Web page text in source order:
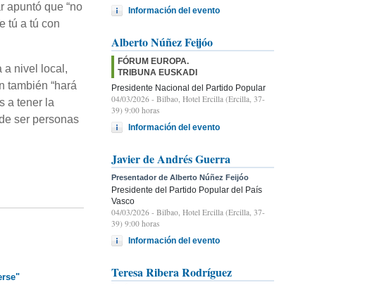
apuntó que “no
tú a tú con
a nivel local,
también “hará
a tener la
ser personas
Información del evento
Alberto Núñez Feijóo
FÓRUM EUROPA.
TRIBUNA EUSKADI
Presidente Nacional del Partido Popular
04/03/2026 - Bilbao, Hotel Ercilla (Ercilla, 37-
39) 9:00 horas
Información del evento
Javier de Andrés Guerra
Presentador de Alberto Núñez Feijóo
Presidente del Partido Popular del País
Vasco
04/03/2026 - Bilbao, Hotel Ercilla (Ercilla, 37-
39) 9:00 horas
Información del evento
Teresa Ribera Rodríguez